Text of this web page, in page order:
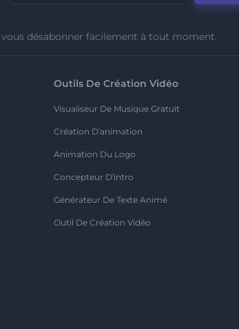
vous désabonner facilement à tout moment.
Outils De Création Vidéo
Visualiseur De Musique Gratuit
Création D'animation
Animation Du Logo
Concepteur D'intro
Générateur De Texte Animé
Outil De Création Vidéo